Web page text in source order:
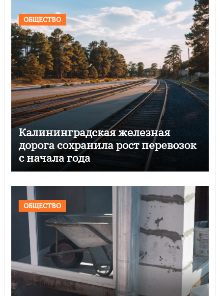
ОБЩЕСТВО
Калининградская железная
дорога сохранила рост перевозок
с начала года
ОБЩЕСТВО